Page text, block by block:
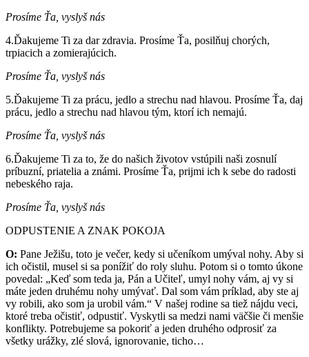
Prosíme Ťa, vyslyš nás
4.Ďakujeme Ti za dar zdravia. Prosíme Ťa, posilňuj chorých,
trpiacich a zomierajúcich.
Prosíme Ťa, vyslyš nás
5.Ďakujeme Ti za prácu, jedlo a strechu nad hlavou. Prosíme Ťa, daj
prácu, jedlo a strechu nad hlavou tým, ktorí ich nemajú.
Prosíme Ťa, vyslyš nás
6.Ďakujeme Ti za to, že do našich životov vstúpili naši zosnulí
príbuzní, priatelia a známi. Prosíme Ťa, prijmi ich k sebe do radosti
nebeského raja.
Prosíme Ťa, vyslyš nás
ODPUSTENIE A ZNAK POKOJA
O: Pane Ježišu, toto je večer, kedy si učeníkom umýval nohy. Aby si
ich očistil, musel si sa ponížiť do roly sluhu. Potom si o tomto úkone
povedal: „Keď som teda ja, Pán a Učiteľ, umyl nohy vám, aj vy si
máte jeden druhému nohy umývať. Dal som vám príklad, aby ste aj
vy robili, ako som ja urobil vám.“ V našej rodine sa tiež nájdu veci,
ktoré treba očistiť, odpustiť. Vyskytli sa medzi nami väčšie či menšie
konflikty. Potrebujeme sa pokoriť a jeden druhého odprosiť za
všetky urážky, zlé slová, ignorovanie, ticho…